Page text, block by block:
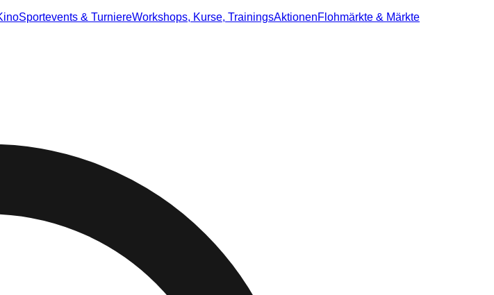
Sportevents & TurniereWorkshops, Kurse, TrainingsAktionenFlohmärkte & Märkte